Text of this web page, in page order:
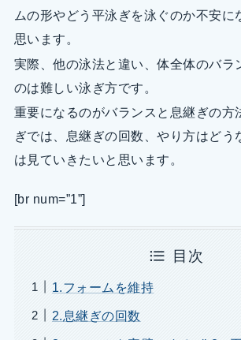
ムの形やどう平泳ぎを泳ぐのか不安に
思います。
実際、他の泳法と違い、体全体のバラ
のは難しい泳ぎ方です。
重要になるのがバランスと息継ぎの方
ぎでは、息継ぎの回数、やり方はどう
は見ていきたいと思います。
[br num=”1”]
目次
1.フォームを維持
2.息継ぎの回数